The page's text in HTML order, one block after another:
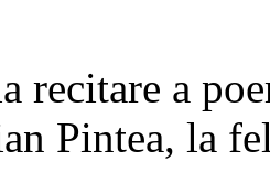
recitare a
Pintea, la